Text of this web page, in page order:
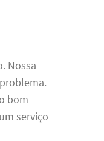
Nossa
bom
serviço